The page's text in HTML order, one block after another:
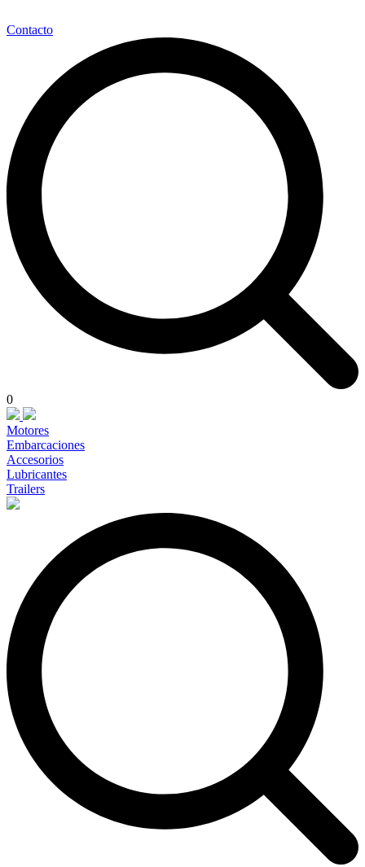
Contacto
0
Motores
Embarcaciones
Accesorios
Lubricantes
Trailers